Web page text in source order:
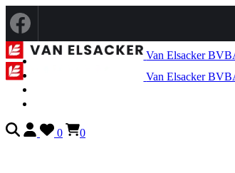
0 0
Van Elsacker
Van Elsacker